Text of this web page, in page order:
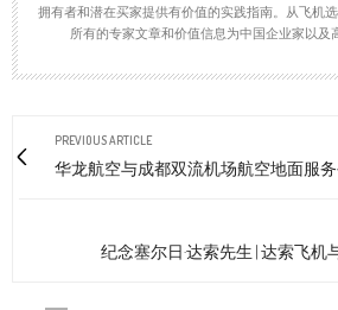
拥有者和潜在买家提供有价值的实践指南。从飞机
所有的专家文章和价值信息为中国企业家以及
PREVIOUS ARTICLE
华龙航空与成都双流机场航空地面服
纪念塞尔日·达索先生 | 达索飞